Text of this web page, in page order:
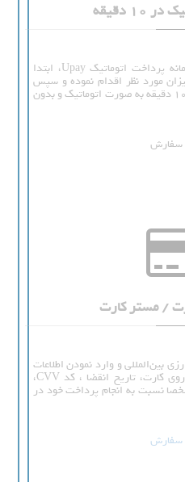
دقیقه
شما می‌توانید با استفاده از سامانه پرداخت اتوماتیک Upay، ابتدا
مورد نظر اقدام نموده و سپس
پرداخت ارزی خود را در کمتر از 10 دقیقه به صورت اتوماتیک و بدون
سفارش
/ مستر کارت
بین‌المللی و وارد نمودن اطلاعات
مربوط به کارت (شامل 16 رقم روی کارت، تاریخ انقضا ، کد CVV،
نسبت به انجام پرداخت خود در
سفارش